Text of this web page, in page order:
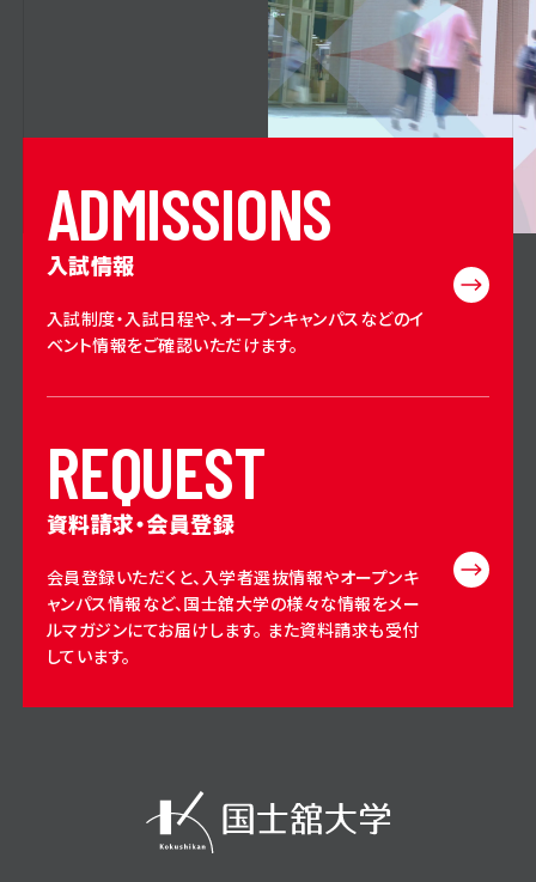
ADMISSIONS
入試情報
入試制度・入試日程や、オープンキャンパスなどのイ
ベント情報をご確認いただけます。
REQUEST
資料請求・会員登録
会員登録いただくと、入学者選抜情報やオープンキ
ャンパス情報など、国士舘大学の様々な情報をメー
ルマガジンにてお届けします。 また資料請求も受付
しています。